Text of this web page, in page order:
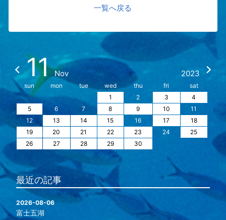
一覧へ戻る
11 Nov 2023
sun mon tue wed thu fri
sat
1
2 3
4
5
6 7 8 9 10
11
12
13 14 15 16 17
18
19
20 21 22 23 24
25
26
27 28 29 30
最近の記事
2026-08-06
富士五湖